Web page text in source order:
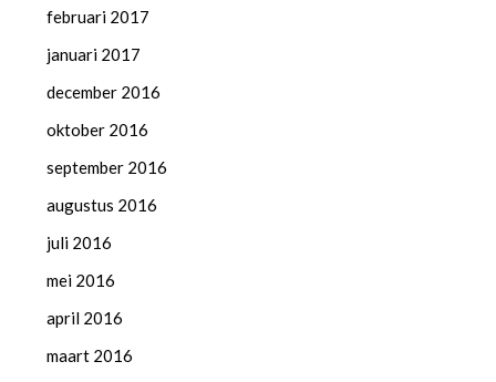
februari 2017
januari 2017
december 2016
oktober 2016
september 2016
augustus 2016
juli 2016
mei 2016
april 2016
maart 2016